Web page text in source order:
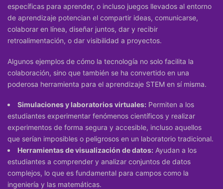
específicas para aprender, o incluso juegos llevados al entorno
de aprendizaje potencian el compartir ideas, comunicarse,
colaborar en línea, diseñar juntos, dar y recibir
retroalimentación, o dar visibilidad a proyectos.
Algunos ejemplos de cómo la tecnología no solo facilita la
colaboración, sino que también se ha convertido en una
poderosa herramienta para el aprendizaje STEM en sí misma.
Simulaciones y laboratorios virtuales: Permiten a los
estudiantes experimentar fenómenos científicos y realizar
experimentos de forma segura y accesible, incluso aquellos
que serían imposibles o peligrosos en un laboratorio tradicional.
Herramientas de visualización de datos: Ayudan a los
estudiantes a comprender y analizar conjuntos de datos
complejos, lo que es fundamental para campos como la
ingeniería y las matemáticas.